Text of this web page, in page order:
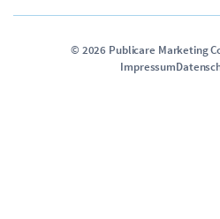
© 2026 Publicare Marketing
Impressum